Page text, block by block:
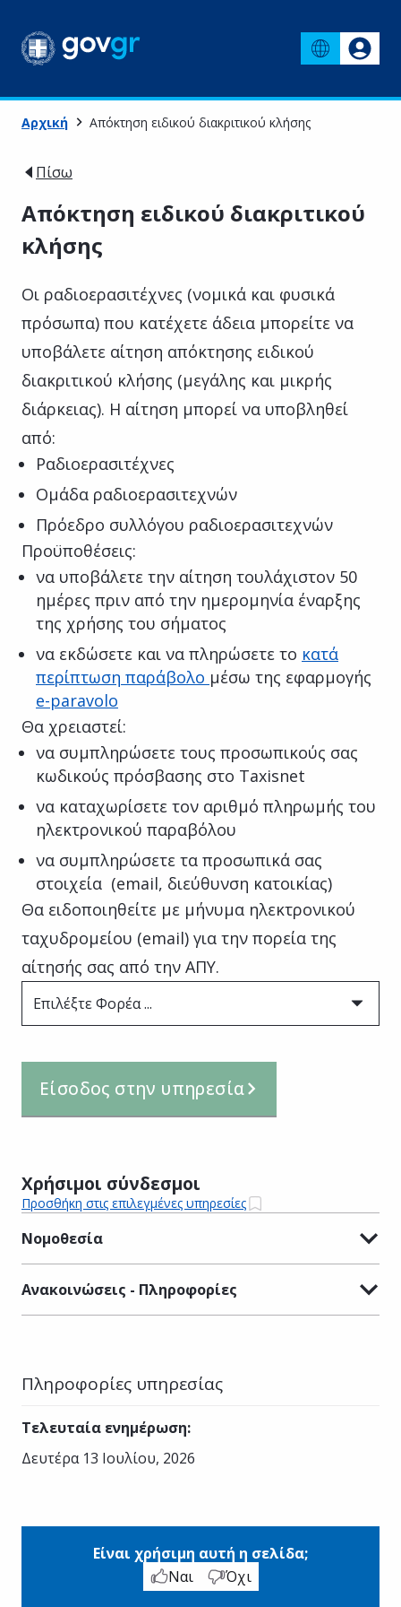
Αρχική Απόκτηση ειδικού διακριτικού κλήσης
Πίσω
Απόκτηση ειδικού διακριτικού
κλήσης
Οι ραδιοερασιτέχνες (νομικά και φυσικά
πρόσωπα) που κατέχετε άδεια μπορείτε να
υποβάλετε αίτηση απόκτησης ειδικού
διακριτικού κλήσης (μεγάλης και μικρής
διάρκειας). Η αίτηση μπορεί να υποβληθεί
από:
Ραδιοερασιτέχνες
Ομάδα ραδιοερασιτεχνών
Πρόεδρο συλλόγου ραδιοερασιτεχνών
Προϋποθέσεις:
να υποβάλετε την αίτηση τουλάχιστον 50
ημέρες πριν από την ημερομηνία έναρξης
της χρήσης του σήματος
να εκδώσετε και να πληρώσετε το κατά
περίπτωση παράβολο μέσω της εφαρμογής
e-paravolo
Θα χρειαστεί:
να συμπληρώσετε τους προσωπικούς σας
κωδικούς πρόσβασης στο Taxisnet
να καταχωρίσετε τον αριθμό πληρωμής του
ηλεκτρονικού παραβόλου
να συμπληρώσετε τα προσωπικά σας
στοιχεία (email, διεύθυνση κατοικίας)
Θα ειδοποιηθείτε με μήνυμα ηλεκτρονικού
ταχυδρομείου (email) για την πορεία της
αίτησής σας από την ΑΠΥ.
Επιλέξτε Φορέα ...
Είσοδος στην υπηρεσία
Χρήσιμοι σύνδεσμοι
Προσθήκη στις επιλεγμένες υπηρεσίες
Νομοθεσία
Ανακοινώσεις - Πληροφορίες
Πληροφορίες υπηρεσίας
Τελευταία ενημέρωση:
Δευτέρα 13 Ιουλίου, 2026
Είναι χρήσιμη αυτή η σελίδα;
Ναι
Όχι